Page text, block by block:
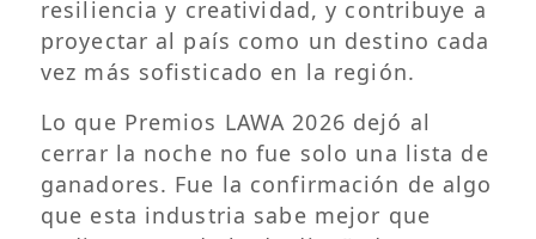
resiliencia y creatividad, y contribuye a
proyectar al país como un destino cada
vez más sofisticado en la región.
Lo que Premios LAWA 2026 dejó al
cerrar la noche no fue solo una lista de
ganadores. Fue la confirmación de algo
que esta industria sabe mejor que